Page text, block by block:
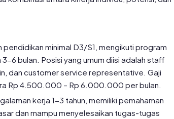
minimal D3/S1, mengikuti program
6 bulan. Posisi yang umum diisi adalah staff
dan customer service representative. Gaji
Rp 4.500.000 – Rp 6.000.000 per bulan.
kerja 1-3 tahun, memiliki pemahaman
dan mampu menyelesaikan tugas-tugas